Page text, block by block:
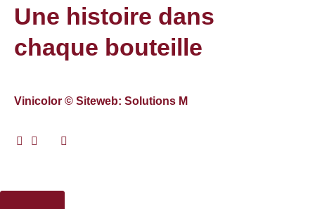
Une histoire dans
chaque bouteille
Vinicolor © Siteweb: Solutions M